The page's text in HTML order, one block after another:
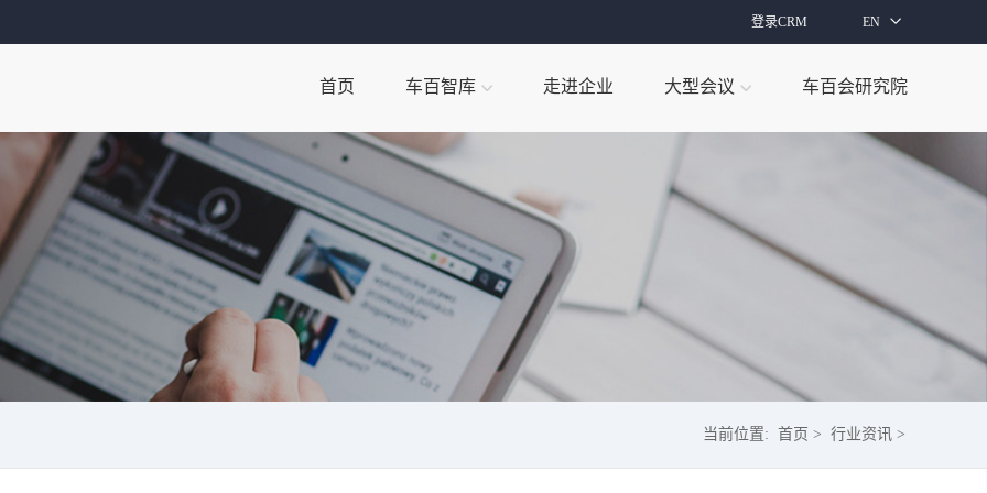
登录CRM EN
首页 车百智库 走进企业 大型会议 车百会研究院
当前位置: 首页 > 行业资讯 >